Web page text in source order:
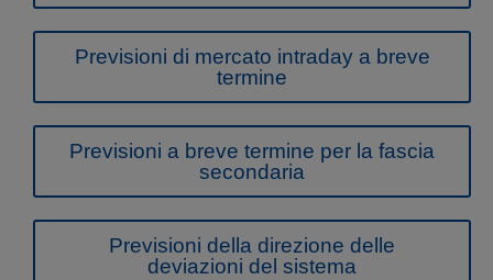
Previsioni di mercato intraday a breve
termine
Previsioni a breve termine per la fascia
secondaria
Previsioni della direzione delle
deviazioni del sistema